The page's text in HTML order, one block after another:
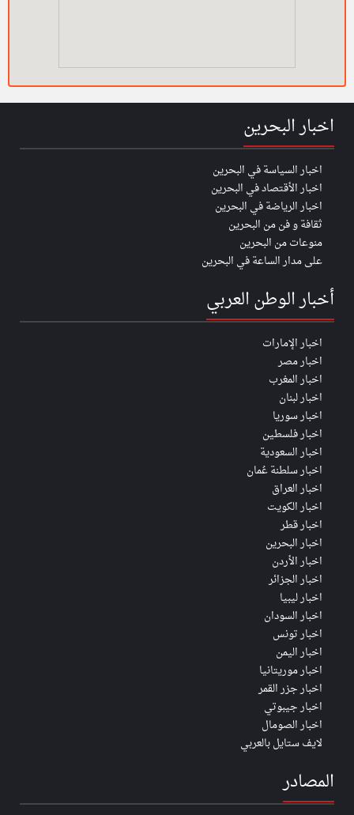
اخبار البحرين
اخبار السياسة في البحرين
اخبار الأقتصاد في البحرين
اخبار الرياضة في البحرين
ثقافة و فن من البحرين
منوعات من البحرين
على مدار الساعة في البحرين
أخبار الوطن العربي
اخبار الإمارات
اخبار مصر
اخبار المغرب
اخبار لبنان
اخبار سوريا
اخبار فلسطين
اخبار السعودية
اخبار سلطنة عُمان
اخبار العراق
اخبار الكويت
اخبار قطر
اخبار البحرين
اخبار الأردن
اخبار الجزائر
اخبار ليبيا
اخبار السودان
اخبار تونس
اخبار اليمن
اخبار موريتانيا
اخبار جزر القمر
اخبار جيبوتي
اخبار الصومال
لايف ستايل بالعربي
المصادر